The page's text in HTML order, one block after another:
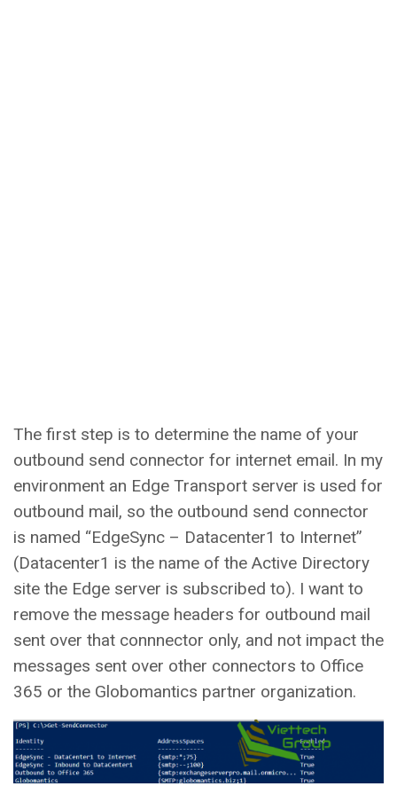
The first step is to determine the name of your
outbound send connector for internet email. In my
environment an Edge Transport server is used for
outbound mail, so the outbound send connector
is named “EdgeSync – Datacenter1 to Internet”
(Datacenter1 is the name of the Active Directory
site the Edge server is subscribed to). I want to
remove the message headers for outbound mail
sent over that connnector only, and not impact the
messages sent over other connectors to Office
365 or the Globomantics partner organization.